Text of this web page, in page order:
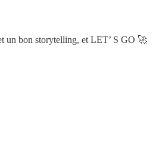
un bon storytelling, et LET’ S GO 🚀